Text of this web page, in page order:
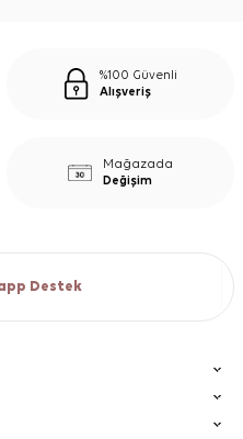
%100 Güvenli
Alışveriş
Mağazada
Değişim
Destek